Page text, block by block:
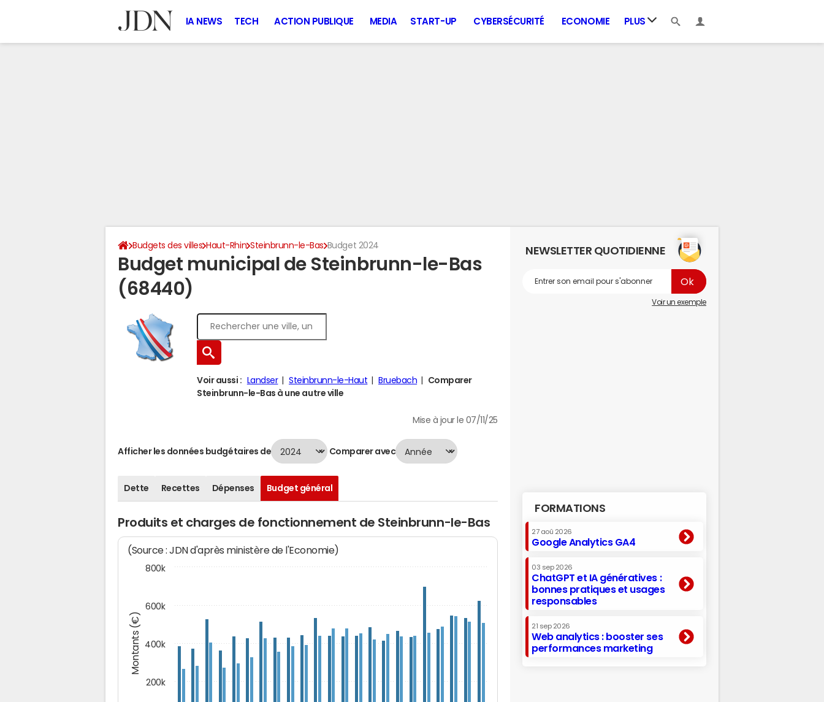
IA NEWS TECH ACTION PUBLIQUE MEDIA START-UP CYBERSÉCURITÉ ECONOMIE PLUS
Budgets des villes Haut-Rhin Steinbrunn-le-Bas Budget 2024
Budget municipal de Steinbrunn-le-Bas
(68440)
Voir aussi : Landser Steinbrunn-le-Haut Bruebach
Comparer
Steinbrunn-le-Bas à une autre ville
Mise à jour le 07/11/25
Afficher les données budgétaires de Comparer avec
Dette Recettes Dépenses Budget général
Produits et charges de fonctionnement de Steinbrunn-le-Bas
Montants (€)
(Source : JDN d'après ministère de l'Economie)
200k
400k
600k
800k
NEWSLETTER QUOTIDIENNE
Voir un exemple
FORMATIONS
27 aoû 2026
Google Analytics GA4
03 sep 2026
ChatGPT et IA génératives :
bonnes pratiques et usages
responsables
21 sep 2026
Web analytics : booster ses
performances marketing